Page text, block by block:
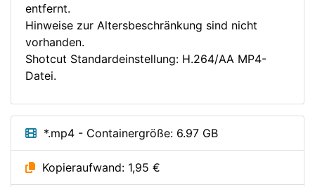
entfernt.
Hinweise zur Altersbeschränkung sind nicht
vorhanden.
Shotcut Standardeinstellung: H.264/AA MP4-
Datei.
*.mp4 - Containergröße: 6.97 GB
Kopieraufwand: 1,95 €